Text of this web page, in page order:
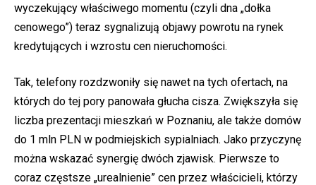
wyczekujący właściwego momentu (czyli dna „dołka
cenowego”) teraz sygnalizują objawy powrotu na rynek
kredytujących i wzrostu cen nieruchomości.
Tak, telefony rozdzwoniły się nawet na tych ofertach, na
których do tej pory panowała głucha cisza. Zwiększyła się
liczba prezentacji mieszkań w Poznaniu, ale także domów
do 1 mln PLN w podmiejskich sypialniach. Jako przyczynę
można wskazać synergię dwóch zjawisk. Pierwsze to
coraz częstsze „urealnienie” cen przez właścicieli, którzy